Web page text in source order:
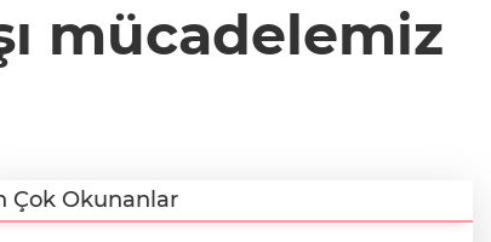
mücadelemiz
Çok Okunanlar